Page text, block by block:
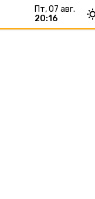
пт, 07 авг.
20:16